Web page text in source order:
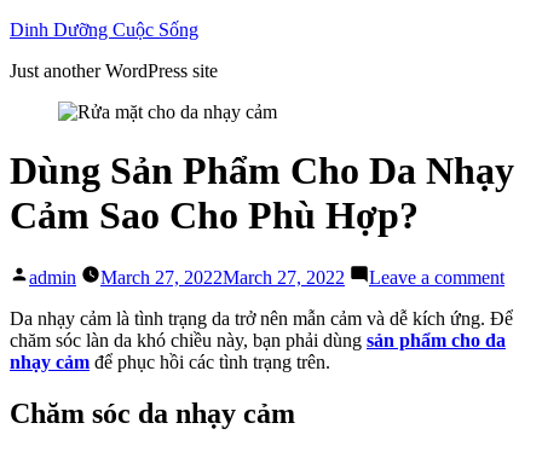
Skip
content
Dinh Dưỡng Cuộc Sống
Just another WordPress site
Dùng Sản Phẩm Cho Da Nhạy
Cảm Sao Cho Phù Hợp?
Posted
admin March 27, 2022March 27, 2022 Leave a commenton
Sản
Da nhạy cảm là tình trạng da trở nên mẫn cảm và dễ kích ứng. Để
chăm sóc làn da khó chiều này, bạn phải dùng sản phẩm cho da
nhạy cảm để phục hồi các tình trạng trên.
Chăm sóc da nhạy cảm